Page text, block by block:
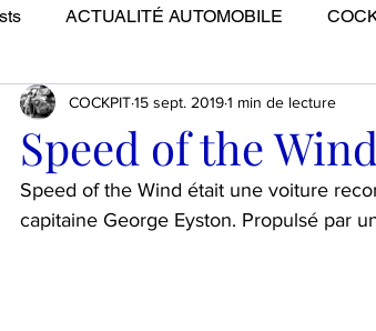
ACTUALITÉ AUTOMOBILE
AUTOMOBILES ESSAIS
DE MA VOITURE
Speed of the Wind
COCKPIT15 sept. 20191 min de lecture
Speed of the Wind était une voiture
capitaine George Eyston. Propulsé par